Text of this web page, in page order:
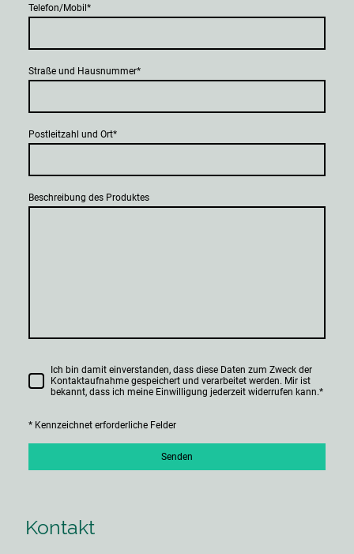
Telefon/Mobil*
Straße und Hausnummer*
Postleitzahl und Ort*
Beschreibung des Produktes
Ich bin damit einverstanden, dass diese Daten zum Zweck der
Kontaktaufnahme gespeichert und verarbeitet werden. Mir ist
bekannt, dass ich meine Einwilligung jederzeit widerrufen kann.*
* Kennzeichnet erforderliche Felder
Senden
Kontakt